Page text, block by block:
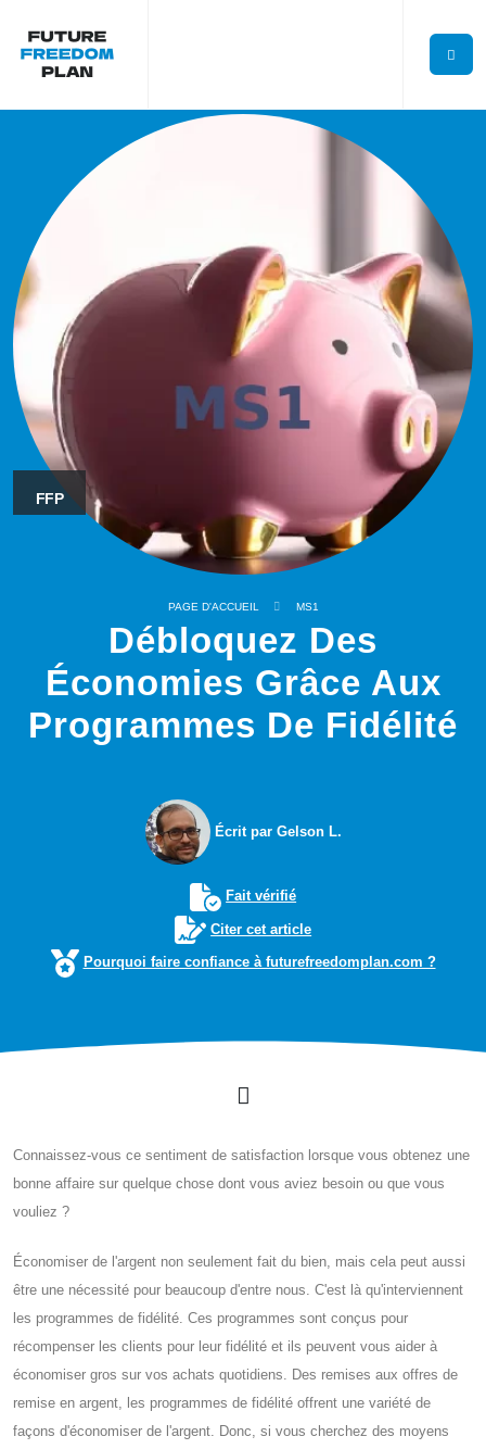
FFP
PAGE D'ACCUEIL MS1
Débloquez Des
Économies Grâce Aux
Programmes De Fidélité
Écrit par Gelson L.
Fait vérifié
Citer cet article
Pourquoi faire confiance à futurefreedomplan.com ?
Connaissez-vous ce sentiment de satisfaction lorsque vous obtenez une
bonne affaire sur quelque chose dont vous aviez besoin ou que vous
vouliez ?
Économiser de l'argent non seulement fait du bien, mais cela peut aussi
être une nécessité pour beaucoup d'entre nous. C'est là qu'interviennent
les programmes de fidélité. Ces programmes sont conçus pour
récompenser les clients pour leur fidélité et ils peuvent vous aider à
économiser gros sur vos achats quotidiens. Des remises aux offres de
remise en argent, les programmes de fidélité offrent une variété de
façons d'économiser de l'argent. Donc, si vous cherchez des moyens